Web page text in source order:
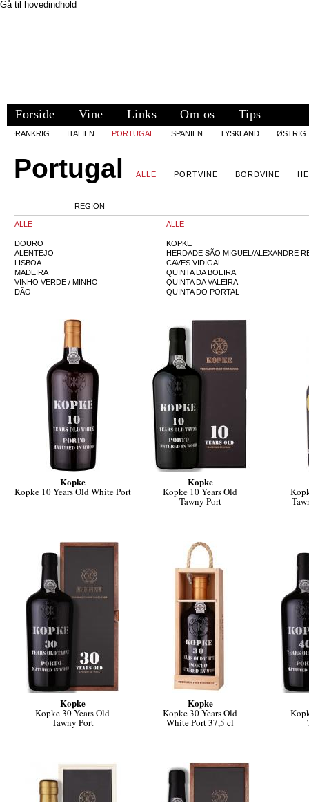
Gå til hovedindhold
Forside Vine Links Om os Tips
FRANKRIG ITALIEN PORTUGAL SPANIEN TYSKLAND ØSTRIG
Portugal ALLE PORTVINE BORDVINE
REGION
ALLE
DOURO
ALENTEJO
LISBOA
MADEIRA
VINHO VERDE / MINHO
DÃO
ALLE
KOPKE
HERDADE SÃO MIGUEL/ALEXANDRE
CAVES VIDIGAL
QUINTA DA BOEIRA
QUINTA DA VALEIRA
QUINTA DO PORTAL
Kopke
Kopke 10 Years Old White Port
Kopke
Kopke 10 Years Old
Tawny Port
Kopke
Kopke 30 Years Old
Tawny Port
Kopke
Kopke 30 Years Old
White Port 37,5 cl